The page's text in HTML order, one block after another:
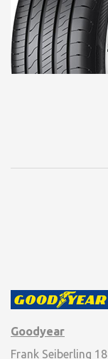
Goodyear
Frank Seiberling